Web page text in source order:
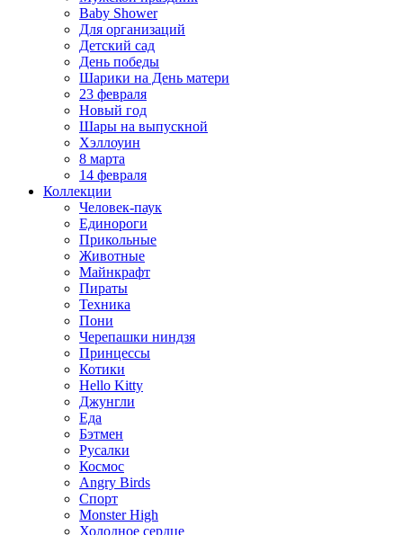
Baby Shower
Для организаций
Детский сад
День победы
Шарики на День матери
23 февраля
Новый год
Шары на выпускной
Хэллоуин
8 марта
14 февраля
Коллекции
Человек-паук
Единороги
Прикольные
Животные
Майнкрафт
Пираты
Техника
Пони
Черепашки ниндзя
Принцессы
Котики
Hello Kitty
Джунгли
Еда
Бэтмен
Русалки
Космос
Angry Birds
Спорт
Monster High
Холодное сердце